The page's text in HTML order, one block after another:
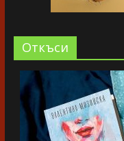
Oткъси